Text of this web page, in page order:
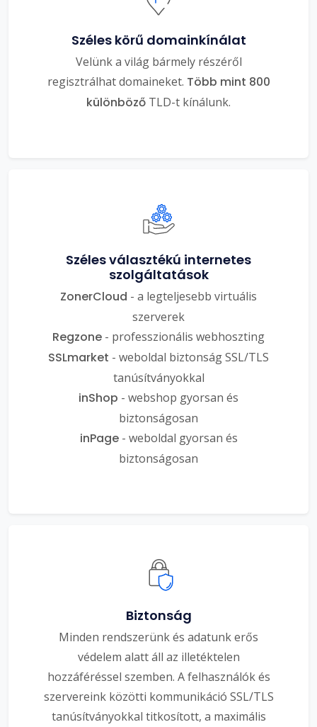
Széles körű domainkínálat
Velünk a világ bármely részéről
regisztrálhat domaineket. Több mint 800
különböző TLD-t kínálunk.
Széles választékú internetes
szolgáltatások
ZonerCloud - a legteljesebb virtuális
szerverek
Regzone - professzionális webhoszting
SSLmarket - weboldal biztonság SSL/TLS
tanúsítványokkal
inShop - webshop gyorsan és
biztonságosan
inPage- weboldal gyorsan és
biztonságosan
Biztonság
Minden rendszerünk és adatunk erős
védelem alatt áll az illetéktelen
hozzáféréssel szemben. A felhasználók és
szervereink közötti kommunikáció SSL/TLS
tanúsítványokkal titkosított, a maximális